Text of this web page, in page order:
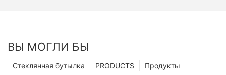
ВЫ МОГЛИ БЫ
Продукты
PRODUCTS
Стеклянная бутылка